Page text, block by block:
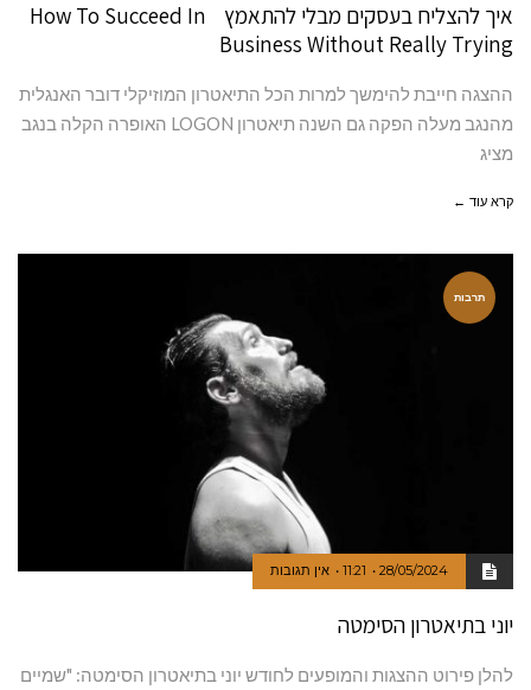
איך להצליח בעסקים מבלי להתאמץ How To Succeed In
Business Without Really Trying
ההצגה חייבת להימשך למרות הכל התיאטרון המוזיקלי דובר האנגלית
מהנגב מעלה הפקה גם השנה תיאטרון LOGON האופרה הקלה בנגב
מציג
קרא עוד ←
תרבות
28/05/2024
11:21 אין תגובות
יוני בתיאטרון הסימטה
להלן פירוט ההצגות והמופעים לחודש יוני בתיאטרון הסימטה: "שמיים